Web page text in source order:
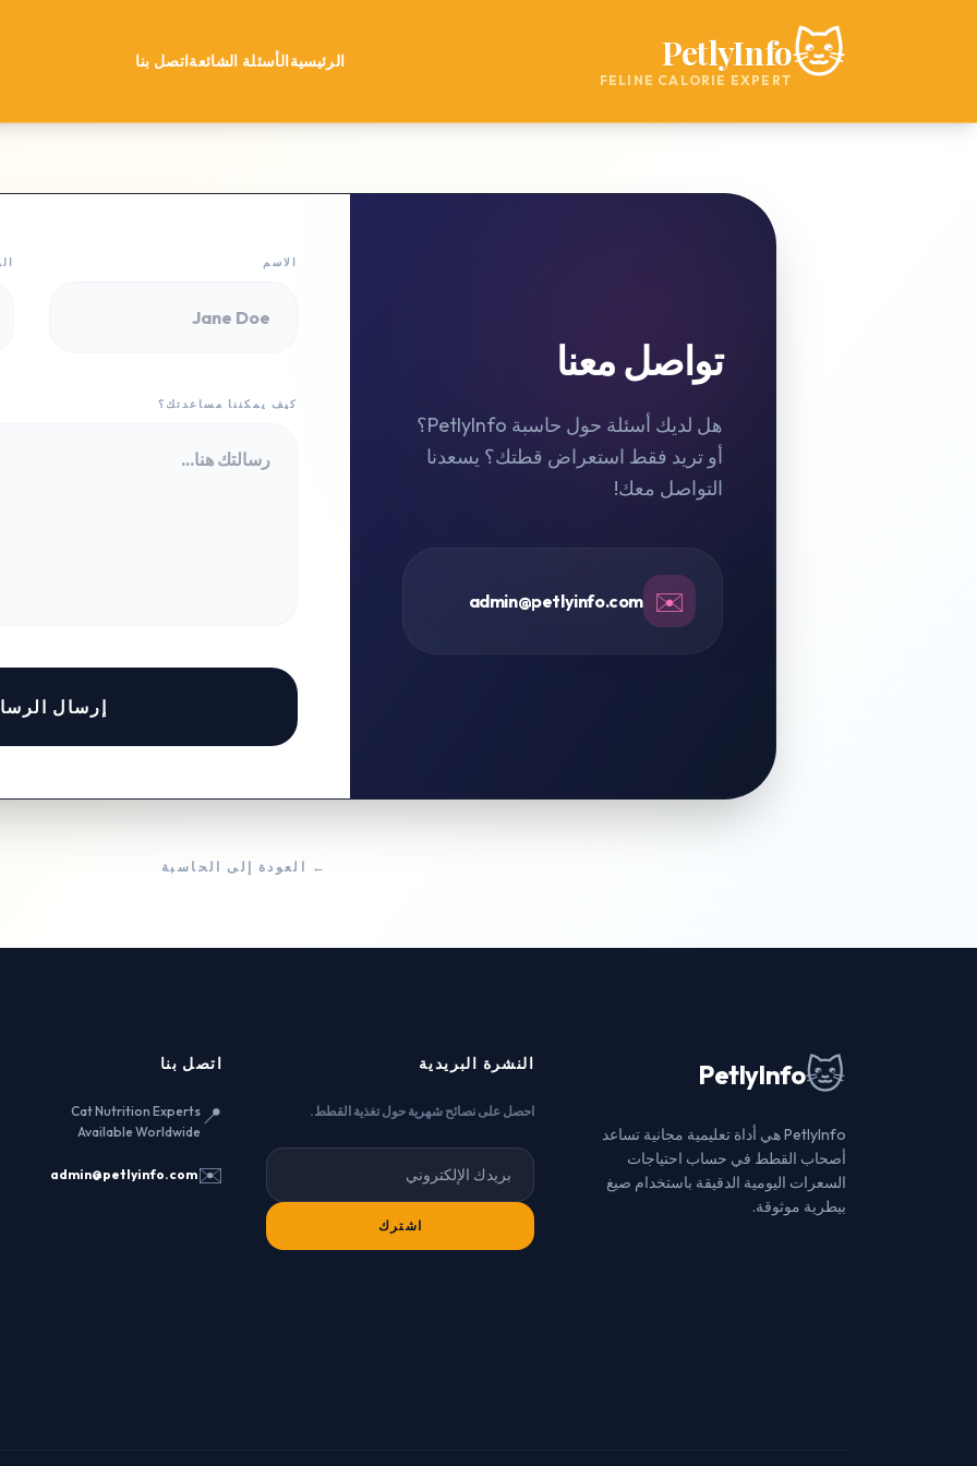
🐱
PetlyInfo
FELINE CALORIE EXPERT
الرئيسيةالأسئلة الشائعةاتصل بنا
تواصل معنا
هل لديك أسئلة حول حاسبة PetlyInfo؟
أو تريد فقط استعراض قطتك؟ يسعدنا
التواصل معك!
✉️
admin@petlyinfo.com
الاسم
كيف يمكننا مساعدتك؟
إرسال
← العودة إلى الحاسبة
🐱
PetlyInfo
PetlyInfo هي أداة تعليمية مجانية تساعد
أصحاب القطط في حساب احتياجات
السعرات اليومية الدقيقة باستخدام صيغ
بيطرية موثوقة.
النشرة البريدية
احصل على نصائح شهرية حول تغذية القطط.
اشترك
اتصل بنا
📍
Cat Nutrition Experts
Available Worldwide
✉️
admin@petlyinfo.com